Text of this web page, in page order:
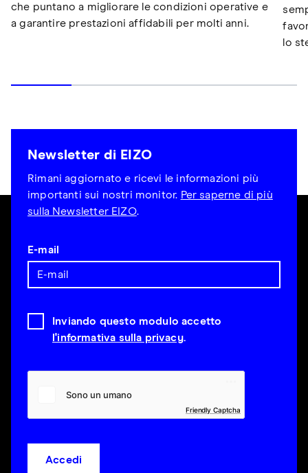
che puntano a migliorare le condizioni operative e
a garantire prestazioni affidabili per molti anni.
lo
Newsletter di EIZO
Rimani aggiornato e ricevi le informazioni più
importanti sui nostri monitor. Per saperne di più
sulla Newsletter EIZO.
E-mail
Inviando questo modulo accetto
l'informativa sulla privacy.
Friendly Captcha
Accedi